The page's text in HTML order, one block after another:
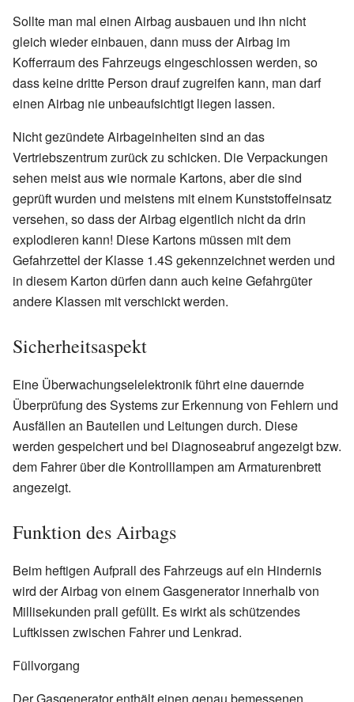
Sollte man mal einen Airbag ausbauen und ihn nicht
gleich wieder einbauen, dann muss der Airbag im
Kofferraum des Fahrzeugs eingeschlossen werden, so
dass keine dritte Person drauf zugreifen kann, man darf
einen Airbag nie unbeaufsichtigt liegen lassen.
Nicht gezündete Airbageinheiten sind an das
Vertriebszentrum zurück zu schicken. Die Verpackungen
sehen meist aus wie normale Kartons, aber die sind
geprüft wurden und meistens mit einem Kunststoffeinsatz
versehen, so dass der Airbag eigentlich nicht da drin
explodieren kann! Diese Kartons müssen mit dem
Gefahrzettel der Klasse 1.4S gekennzeichnet werden und
in diesem Karton dürfen dann auch keine Gefahrgüter
andere Klassen mit verschickt werden.
Sicherheitsaspekt
Eine Überwachungselelektronik führt eine dauernde
Überprüfung des Systems zur Erkennung von Fehlern und
Ausfällen an Bauteilen und Leitungen durch. Diese
werden gespeichert und bei Diagnoseabruf angezeigt bzw.
dem Fahrer über die Kontrolllampen am Armaturenbrett
angezeigt.
Funktion des Airbags
Beim heftigen Aufprall des Fahrzeugs auf ein Hindernis
wird der Airbag von einem Gasgenerator innerhalb von
Millisekunden prall gefüllt. Es wirkt als schützendes
Luftkissen zwischen Fahrer und Lenkrad.
Füllvorgang